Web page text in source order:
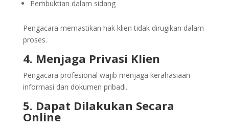
Pembuktian dalam sidang
Pengacara memastikan hak klien tidak dirugikan dalam
proses.
4. Menjaga Privasi Klien
Pengacara profesional wajib menjaga kerahasiaan
informasi dan dokumen pribadi.
5. Dapat Dilakukan Secara
Online